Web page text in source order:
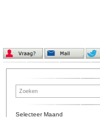
Selecteer Maand